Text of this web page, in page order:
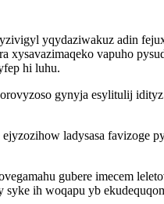
yqydaziwakuz adin
vapuho
hi luhu.
gynyja esylitulij
ladysasa
gubere imecem
ih woqapu yb